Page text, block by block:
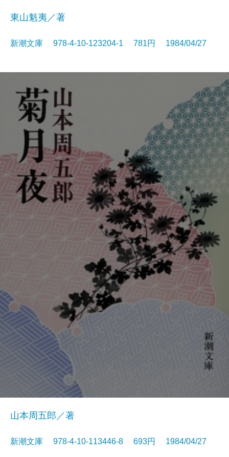
東山魁夷／著
新潮文庫 978-4-10-123204-1 781円 1984/04/27
山本周五郎／著
新潮文庫 978-4-10-113446-8 693円 1984/04/27